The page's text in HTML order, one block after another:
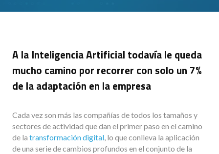
A la Inteligencia Artificial todavía le queda
mucho camino por recorrer con solo un 7%
de la adaptación en la empresa
Cada vez son más las compañías de todos los tamaños y
sectores de actividad que dan el primer paso en el camino
de la transformación digital, lo que conlleva la aplicación
de una serie de cambios profundos en el conjunto de la